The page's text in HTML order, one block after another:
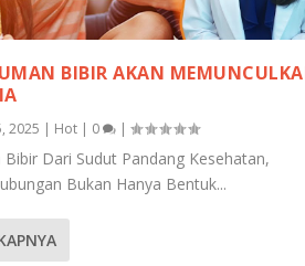
BIBIR AKAN
2025 | Hot| 0 |
Dari Sudut Pandang Kesehatan,
Bukan Hanya Bentuk...